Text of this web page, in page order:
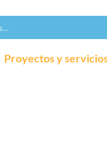
Proyectos y